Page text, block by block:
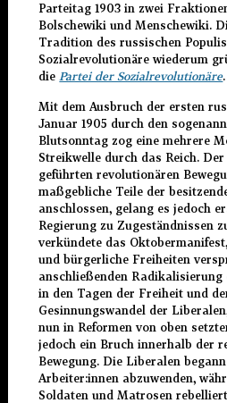
Parteitag 1903 in zwei
Bolschewiki und Menschewiki.
Tradition des russischen
Sozialrevolutionäre wiederum
diePartei der Sozialrevolutionäre.
Mit dem Ausbruch der ersten
Januar 1905 durch den
Blutsonntag zog eine mehrere
Streikwelle durch das Reich.
geführten revolutionären
maßgebliche Teile der
anschlossen, gelang es jedoch
Regierung zu Zugeständnissen
verkündete das
und bürgerliche Freiheiten
anschließenden Radikalisierung
in den Tagen der Freiheit und
Gesinnungswandel der
nun in Reformen von oben
jedoch ein Bruch innerhalb der
Bewegung. Die Liberalen
Arbeiter:innen abzuwenden,
Soldaten und Matrosen